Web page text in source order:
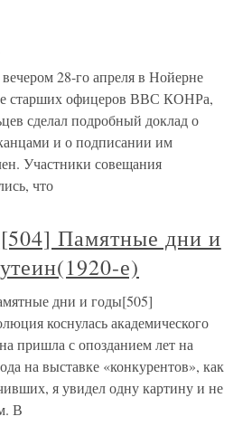
28-го апреля в Нойерне
старших офицеров ВВС КОНРа,
сделал подробный доклад о
и о подписании им
Участники совещания
что
Памятные дни и
е)
дни и годы[505]
коснулась академического
пришла с опозданием лет на
на выставке «конкурентов», как
я увидел одну картину и не
В